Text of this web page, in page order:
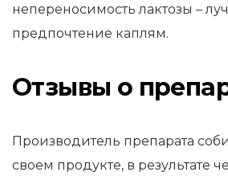
непереносимость лактозы –
предпочтение каплям.
Отзывы о
Производитель препарата
своем продукте, в результате